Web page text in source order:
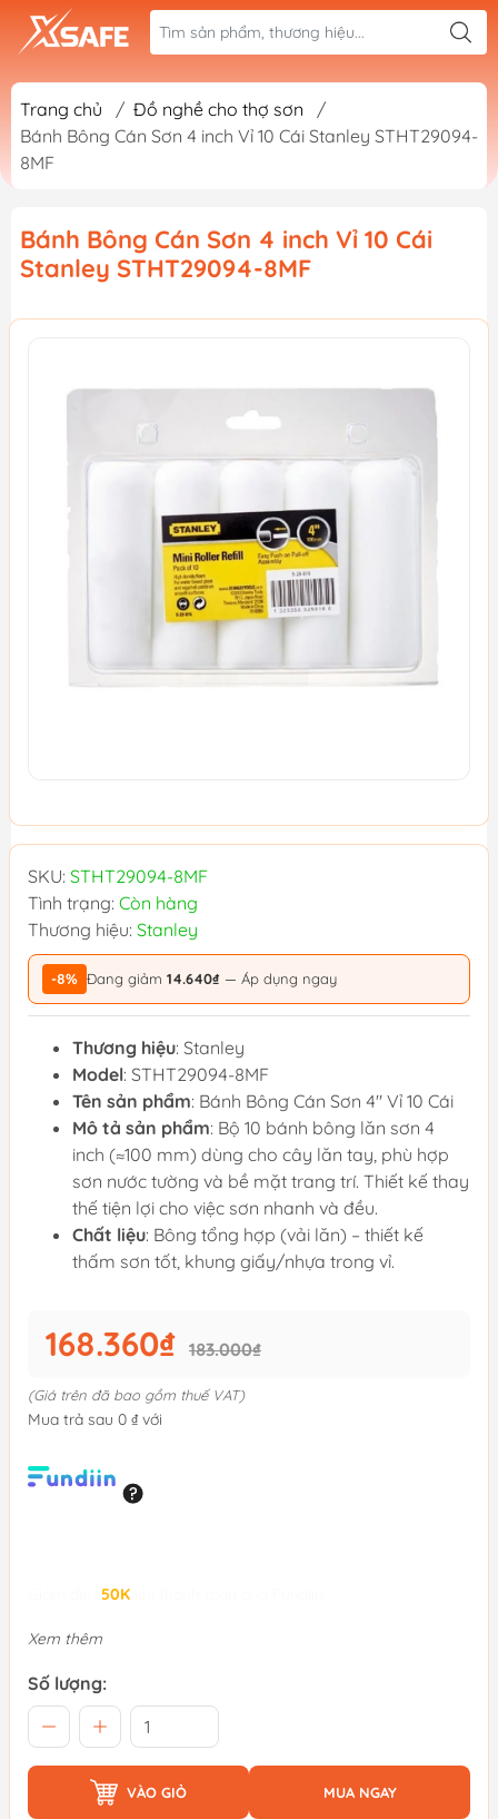
Trang chủ / Đồ nghề cho thợ sơn
/
Bánh Bông Cán Sơn 4 inch Vỉ 10 Cái Stanley STHT29094-
8MF
Bánh Bông Cán Sơn 4 inch Vỉ 10 Cái
Stanley STHT29094-8MF
SKU: STHT29094-8MF
Tình trạng: Còn hàng
Thương hiệu: Stanley
-8% Đang giảm 14.640₫ — Áp dụng ngay
Thương hiệu: Stanley
Model: STHT29094-8MF
Tên sản phẩm: Bánh Bông Cán Sơn 4" Vỉ 10 Cái
Mô tả sản phẩm: Bộ 10 bánh bông lăn sơn 4
inch (≈100 mm) dùng cho cây lăn tay, phù hợp
sơn nước tường và bề mặt trang trí. Thiết kế thay
thế tiện lợi cho việc sơn nhanh và đều.
Chất liệu: Bông tổng hợp (vải lăn) – thiết kế
thấm sơn tốt, khung giấy/nhựa trong vỉ.
168.360₫ 183.000₫
(Giá trên đã bao gồm thuế VAT)
Mua trả sau 0 ₫ với
50K
Xem thêm
Số lượng:
VÀO GIỎ MUA NGAY